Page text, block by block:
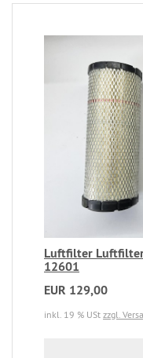
Luftfilter
12601
EUR 129,00
inkl. 19 % USt zzgl.